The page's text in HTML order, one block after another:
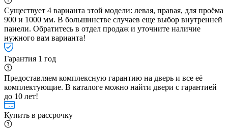
Существует 4 варианта этой модели: левая, правая, для проёма
900 и 1000 мм. В большинстве случаев еще выбор внутренней
панели. Обратитесь в отдел продаж и уточните наличие
нужного вам варианта!
Гарантия 1 год
Предоставляем комплексную гарантию на дверь и все её
комплектующие. В каталоге можно найти двери с гарантией
до 10 лет!
Купить в рассрочку